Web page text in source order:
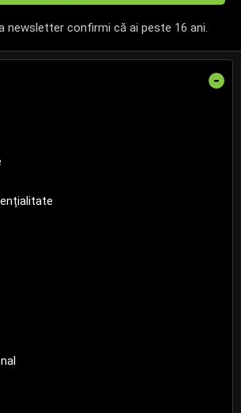
newsletter confirmi că ai peste 16 ani.
-